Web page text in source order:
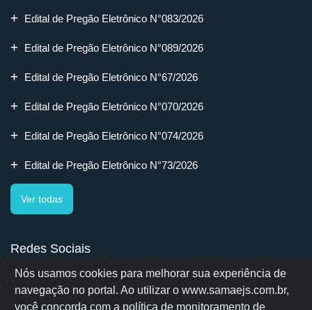
Nós usamos cookies para melhorar sua experiência de
navegação no portal. Ao utilizar o www.samaejs.com.br,
você concorda com a política de monitoramento de
Edital de Pregão Eletrônico N°083/2026
Edital de Pregão Eletrônico N°089/2026
Edital de Pregão Eletrônico N°67/2026
Edital de Pregão Eletrônico N°070/2026
Edital de Pregão Eletrônico N°074/2026
Edital de Pregão Eletrônico N°73/2026
Ver todas
Redes Sociais